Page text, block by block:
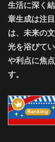
生活に深く
章生成は注
は、未来の
光を浴びて
や利点に焦
す。